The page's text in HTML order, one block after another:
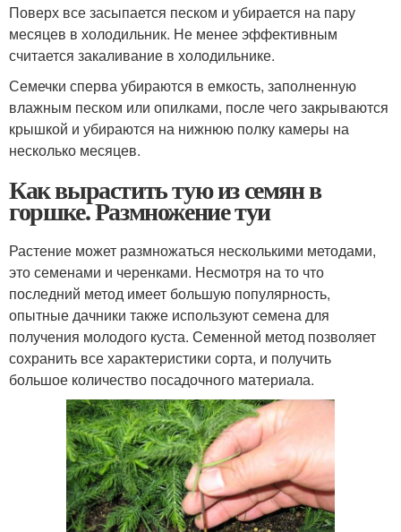
Поверх все засыпается песком и убирается на пару
месяцев в холодильник. Не менее эффективным
считается закаливание в холодильнике.
Семечки сперва убираются в емкость, заполненную
влажным песком или опилками, после чего закрываются
крышкой и убираются на нижнюю полку камеры на
несколько месяцев.
Как вырастить тую из семян в
горшке. Размножение туи
Растение может размножаться несколькими методами,
это семенами и черенками. Несмотря на то что
последний метод имеет большую популярность,
опытные дачники также используют семена для
получения молодого куста. Семенной метод позволяет
сохранить все характеристики сорта, и получить
большое количество посадочного материала.